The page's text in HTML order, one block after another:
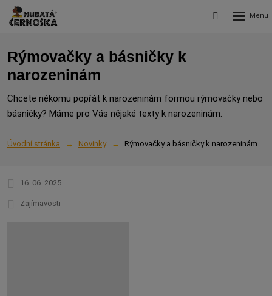
Vyhledávání
Rozbalení
Rýmovačky a básničky k
narozeninám
Chcete někomu popřát k narozeninám formou rýmovačky nebo
básničky? Máme pro Vás nějaké texty k narozeninám.
Úvodní stránka Novinky Rýmovačky a básničky k narozeninám
16. 06. 2025
Zajímavosti